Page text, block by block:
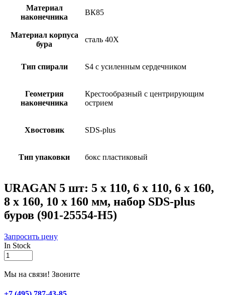
Материал
наконечника
ВК85
Материал корпуса
бура
сталь 40Х
Тип спирали S4 с усиленным сердечником
Геометрия
наконечника
Крестообразный с центрирующим
острием
Хвостовик SDS-plus
Тип упаковки бокс пластиковый
URAGAN 5 шт: 5 х 110, 6 х 110, 6 х 160,
8 х 160, 10 х 160 мм, набор SDS-plus
буров (901-25554-H5)
Запросить цену
In Stock
URAGAN
5
шт:
х
Мы на связи! Звоните